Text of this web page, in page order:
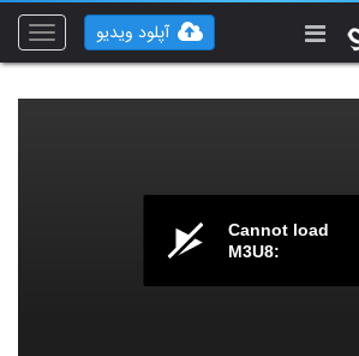
Toggle
آپلود ویدیو
Cannot load
M3U8: